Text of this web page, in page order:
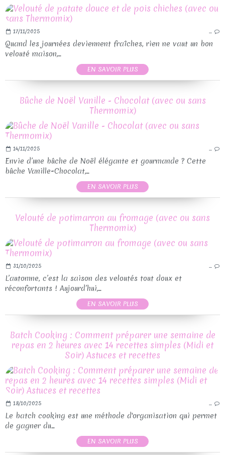
17/11/2025 …
Quand les journées deviennent fraîches, rien ne vaut un bon
velouté maison,...
EN SAVOIR PLUS
Bûche de Noël Vanille - Chocolat (avec ou sans
Thermomix)
14/11/2025 …
Envie d’une bûche de Noël élégante et gourmande ? Cette
bûche Vanille-Chocolat,...
EN SAVOIR PLUS
Velouté de potimarron au fromage (avec ou sans
Thermomix)
31/10/2025 …
L’automne, c’est la saison des veloutés tout doux et
réconfortants ! Aujourd’hui,...
EN SAVOIR PLUS
Batch Cooking : Comment préparer une semaine de
repas en 2 heures avec 14 recettes simples (Midi et
Soir) Astuces et recettes
18/10/2025 …
Le batch cooking est une méthode d'organisation qui permet
de gagner du...
EN SAVOIR PLUS